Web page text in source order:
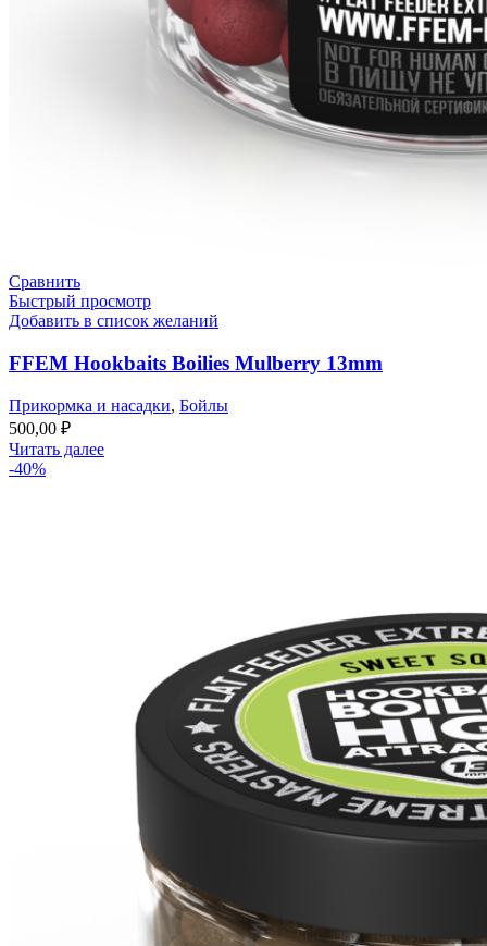
Сравнить
Быстрый просмотр
Добавить в список желаний
FFEM Hookbaits Boilies Mulberry 13mm
Прикормка и насадки, Бойлы
500,00 ₽
Читать далее
-40%